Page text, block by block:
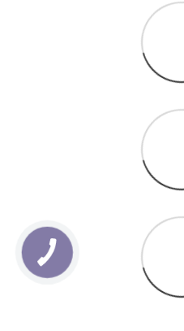
КНОПКА
ЗВ'ЯЗКУ